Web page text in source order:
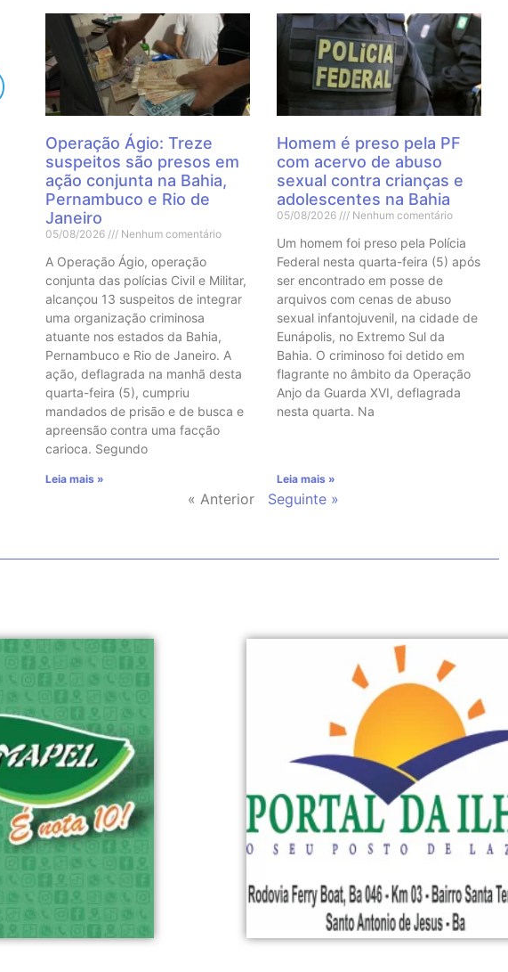
Operação Ágio: Treze
suspeitos são presos em
ação conjunta na Bahia,
Pernambuco e Rio de
Janeiro
05/08/2026 Nenhum comentário
A Operação Ágio, operação
conjunta das polícias Civil e Militar,
alcançou 13 suspeitos de integrar
uma organização criminosa
atuante nos estados da Bahia,
Pernambuco e Rio de Janeiro. A
ação, deflagrada na manhã desta
quarta-feira (5), cumpriu
mandados de prisão e de busca e
apreensão contra uma facção
carioca. Segundo
Leia mais »
Homem é preso pela PF
com acervo de abuso
sexual contra crianças e
adolescentes na Bahia
05/08/2026 Nenhum comentário
Um homem foi preso pela Polícia
Federal nesta quarta-feira (5) após
ser encontrado em posse de
arquivos com cenas de abuso
sexual infantojuvenil, na cidade de
Eunápolis, no Extremo Sul da
Bahia. O criminoso foi detido em
flagrante no âmbito da Operação
Anjo da Guarda XVI, deflagrada
nesta quarta. Na
Leia mais »
« Anterior Seguinte »